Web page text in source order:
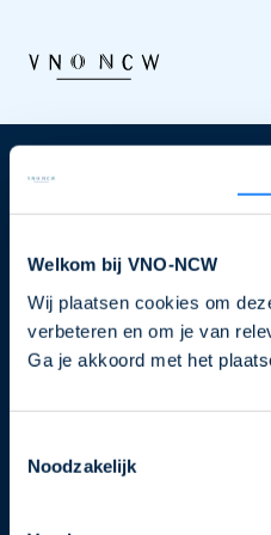
Welkom bij VNO-NCW
Wij plaatsen cookies om
verbeteren en om je van
Ga je akkoord met het
Noodzakelijk
Nieuwsbrief
je nu in voor de VNO-NCW
Schrijf je in
Direct naar
Ons verhaal